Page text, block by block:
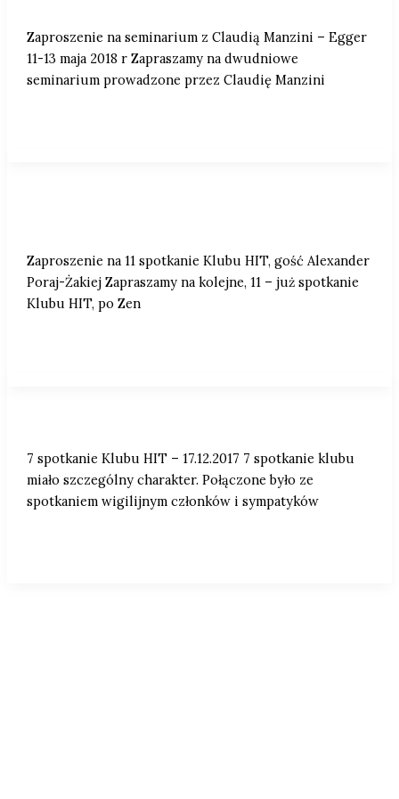
Zaproszenie na seminarium z Claudią Manzini – Egger
11-13 maja 2018 r Zapraszamy na dwudniowe
seminarium prowadzone przez Claudię Manzini
Zaproszenie na 11 spotkanie Klubu HIT, gość Alexander
Poraj-Żakiej Zapraszamy na kolejne, 11 – już spotkanie
Klubu HIT, po Zen
7 spotkanie Klubu HIT – 17.12.2017 7 spotkanie klubu
miało szczególny charakter. Połączone było ze
spotkaniem wigilijnym członków i sympatyków